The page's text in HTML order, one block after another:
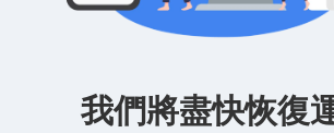
我們將盡快恢復